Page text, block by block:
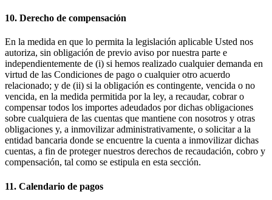
10. Derecho de compensación
En la medida en que lo permita la legislación aplicable Usted nos
autoriza, sin obligación de previo aviso por nuestra parte e
independientemente de (i) si hemos realizado cualquier demanda en
virtud de las Condiciones de pago o cualquier otro acuerdo
relacionado; y de (ii) si la obligación es contingente, vencida o no
vencida, en la medida permitida por la ley, a recaudar, cobrar o
compensar todos los importes adeudados por dichas obligaciones
sobre cualquiera de las cuentas que mantiene con nosotros y otras
obligaciones y, a inmovilizar administrativamente, o solicitar a la
entidad bancaria donde se encuentre la cuenta a inmovilizar dichas
cuentas, a fin de proteger nuestros derechos de recaudación, cobro y
compensación, tal como se estipula en esta sección.
11. Calendario de pagos